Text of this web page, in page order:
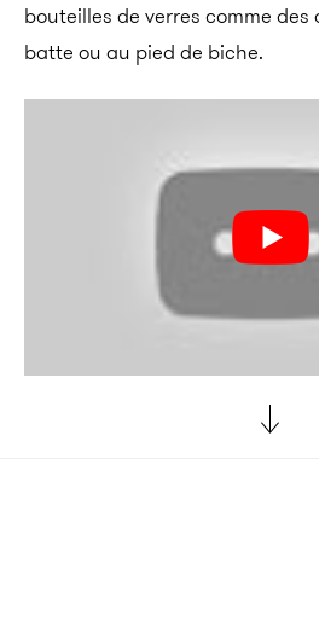
bouteilles de verres comme des
batte ou au pied de biche.